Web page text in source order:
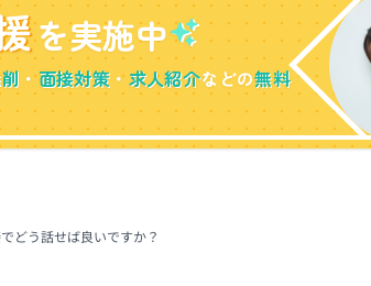
を実施中
・面接対策 ・求人紹介などの無料
どう話せば良いですか？